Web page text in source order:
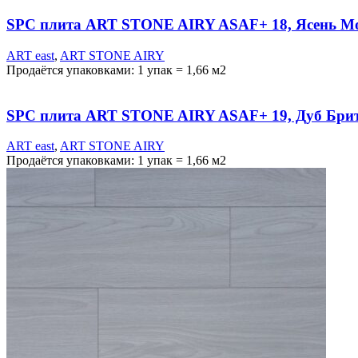
SPC плита ART STONE AIRY ASAF+ 18, Ясень
ART east, ART STONE AIRY
Продаётся упаковками: 1 упак = 1,66 м2
SPC плита ART STONE AIRY ASAF+ 19, Дуб
ART east, ART STONE AIRY
Продаётся упаковками: 1 упак = 1,66 м2